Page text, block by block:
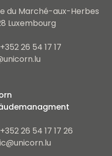
du Marché-aux-Herbes
Luxembourg
26 54 17 17
26 54 17 17 26